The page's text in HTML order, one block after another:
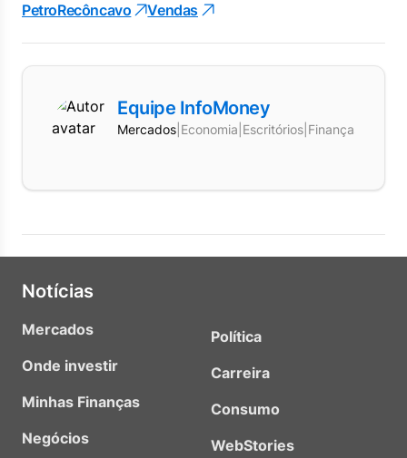
PetroRecôncavo
Vendas
Equipe InfoMoney
Mercados Economia Escritórios Finanças
Notícias
Mercados
Onde investir
Minhas Finanças
Negócios
Política
Carreira
Consumo
WebStories